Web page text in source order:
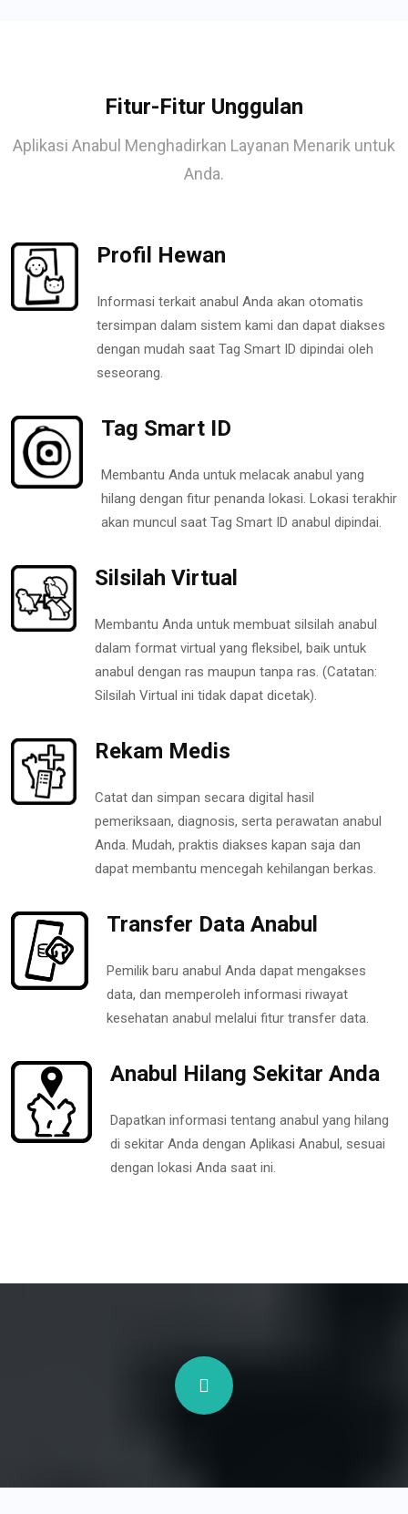
Fitur-Fitur Unggulan
Aplikasi Anabul Menghadirkan Layanan Menarik untuk
Anda.
Profil Hewan
Informasi terkait anabul Anda akan otomatis
tersimpan dalam sistem kami dan dapat diakses
dengan mudah saat Tag Smart ID dipindai oleh
seseorang.
Tag Smart ID
Membantu Anda untuk melacak anabul yang
hilang dengan fitur penanda lokasi. Lokasi terakhir
akan muncul saat Tag Smart ID anabul dipindai.
Silsilah Virtual
Membantu Anda untuk membuat silsilah anabul
dalam format virtual yang fleksibel, baik untuk
anabul dengan ras maupun tanpa ras. (Catatan:
Silsilah Virtual ini tidak dapat dicetak).
Rekam Medis
Catat dan simpan secara digital hasil
pemeriksaan, diagnosis, serta perawatan anabul
Anda. Mudah, praktis diakses kapan saja dan
dapat membantu mencegah kehilangan berkas.
Transfer Data Anabul
Pemilik baru anabul Anda dapat mengakses
data, dan memperoleh informasi riwayat
kesehatan anabul melalui fitur transfer data.
Anabul Hilang Sekitar Anda
Dapatkan informasi tentang anabul yang hilang
di sekitar Anda dengan Aplikasi Anabul, sesuai
dengan lokasi Anda saat ini.